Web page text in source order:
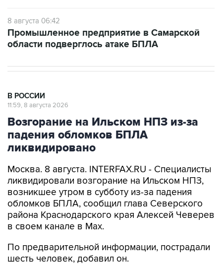
8 августа 06:42
Промышленное предприятие в Самарской
области подверглось атаке БПЛА
В РОССИИ
11:59, 8 августа 2026
Возгорание на Ильском НПЗ из-за
падения обломков БПЛА
ликвидировано
Москва. 8 августа. INTERFAX.RU - Специалисты
ликвидировали возгорание на Ильском НПЗ,
возникшее утром в субботу из-за падения
обломков БПЛА, сообщил глава Северского
района Краснодарского края Алексей Чеверев
в своем канале в Max.
По предварительной информации, пострадали
шесть человек, добавил он.